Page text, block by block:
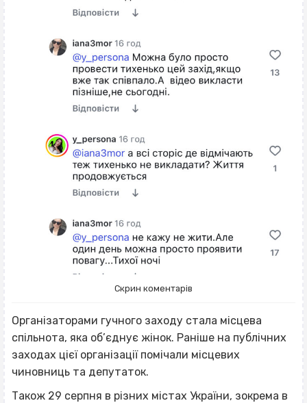
Скрин коментарів
Організаторами гучного заходу стала місцева
спільнота, яка об’єднує жінок. Раніше на публічних
заходах цієї організації помічали місцевих
чиновниць та депутаток.
Також 29 серпня в різних містах України, зокрема в